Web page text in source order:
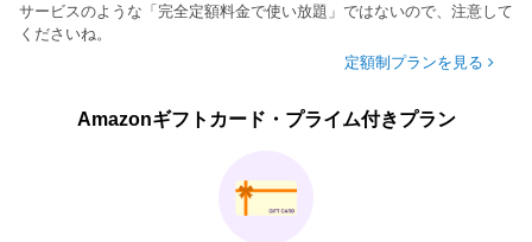
サービスのような「完全定額料金で使い放題」ではないので、注意して
くださいね。
定額制プランを見る
Amazonギフトカード・プライム付きプラン